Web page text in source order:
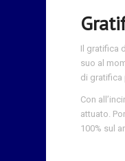
Il gratifica
suo al
di gratifica
Con
attuato.
100% sul